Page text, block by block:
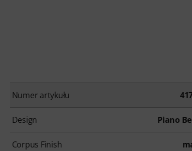
Numer artykułu
Design Piano
Corpus Finish